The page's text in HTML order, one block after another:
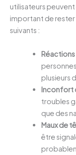
utilisateurs
important de
suivants :
plusieurs
Inconfort
troubles
que des
Maux de
être